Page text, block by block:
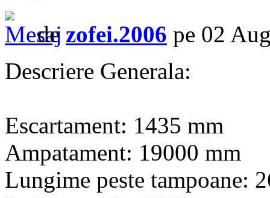
de zofei.2006 pe 02
Descriere Generala:
Escartament: 1435 mm
Ampatament: 19000 mm
Lungime peste tampoane: